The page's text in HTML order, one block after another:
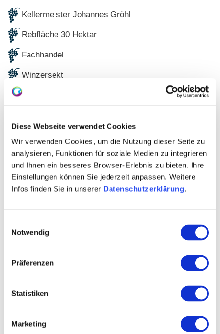
Diese Webseite verwendet Cookies
Wir verwenden Cookies, um die Nutzung dieser Seite zu
analysieren, Funktionen für soziale Medien zu integrieren
und Ihnen ein besseres Browser-Erlebnis zu bieten. Ihre
Einstellungen können Sie jederzeit anpassen. Weitere
Infos finden Sie in unserer Datenschutzerklärung.
Notwendig
Präferenzen
Statistiken
Marketing
Kellermeister Johannes Gröhl
Rebfläche 30 Hektar
Fachhandel
Winzersekt
Weinexport
Generation Riesling
Online-Weinproben
Glühwein
Weingut Eckehart und Johannes Gröhl
Uelversheimer Straße 4 55278 Weinolsheim